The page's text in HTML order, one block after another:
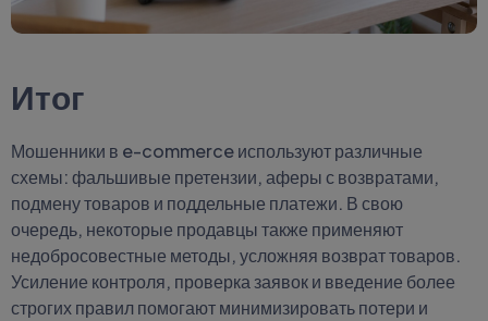
Итог
Мошенники в e-commerce используют различные
схемы: фальшивые претензии, аферы с возвратами,
подмену товаров и поддельные платежи. В свою
очередь, некоторые продавцы также применяют
недобросовестные методы, усложняя возврат товаров.
Усиление контроля, проверка заявок и введение более
строгих правил помогают минимизировать потери и